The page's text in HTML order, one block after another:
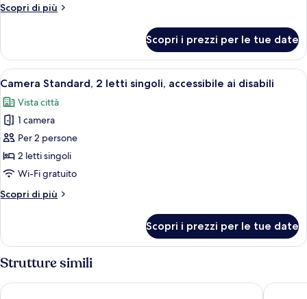
singoli
Scopri di più
Altri
Standard,
letti
Scopri i prezzi per le tue date
Apri
tutte
le
foto
per
Camera
Standard,
letti
ai
disabili
Una camera d'albergo con due letti,
6
Camera Standard, 2 letti singoli, accessibile ai disabili
Vista città
1 camera
Per 2 persone
2 letti singoli
Wi-Fi gratuito
Scopri di più
Altri
Standard,
2
letti
singoli,
accessibile
Scopri i prezzi per le tue date
Strutture simili
Premier Inn Stuttgart Feuerbach Premier